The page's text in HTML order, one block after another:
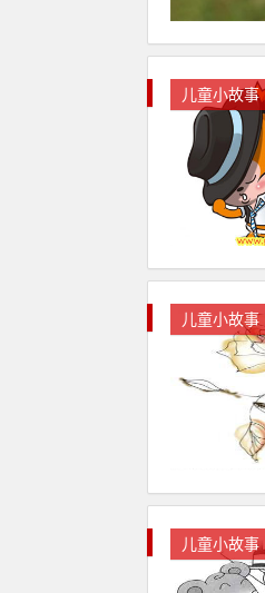
儿童小故事
儿童小故事
儿童小故事